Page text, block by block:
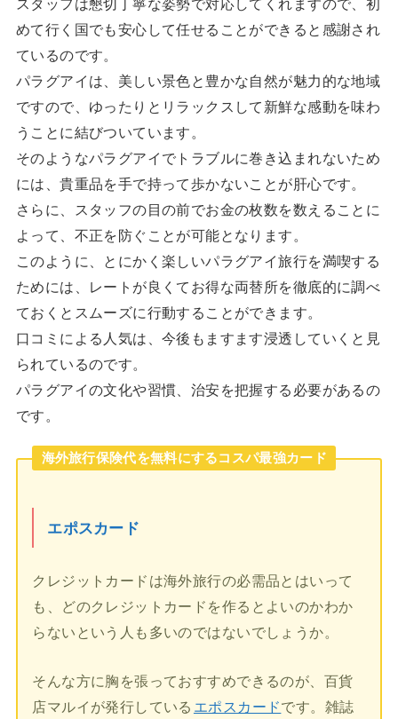
スタッフは懇切丁寧な姿勢で対応してくれますので、初
めて行く国でも安心して任せることができると感謝され
ているのです。
パラグアイは、美しい景色と豊かな自然が魅力的な地域
ですので、ゆったりとリラックスして新鮮な感動を味わ
うことに結びついています。
そのようなパラグアイでトラブルに巻き込まれないため
には、貴重品を手で持って歩かないことが肝心です。
さらに、スタッフの目の前でお金の枚数を数えることに
よって、不正を防ぐことが可能となります。
このように、とにかく楽しいパラグアイ旅行を満喫する
ためには、レートが良くてお得な両替所を徹底的に調べ
ておくとスムーズに行動することができます。
口コミによる人気は、今後もますます浸透していくと見
られているのです。
パラグアイの文化や習慣、治安を把握する必要があるの
です。
海外旅行保険代を無料にするコスパ最強カード
エポスカード
クレジットカードは海外旅行の必需品とはいって
も、どのクレジットカードを作るとよいのかわか
らないという人も多いのではないでしょうか。
そんな方に胸を張っておすすめできるのが、百貨
店マルイが発行している エポスカードです。雑誌